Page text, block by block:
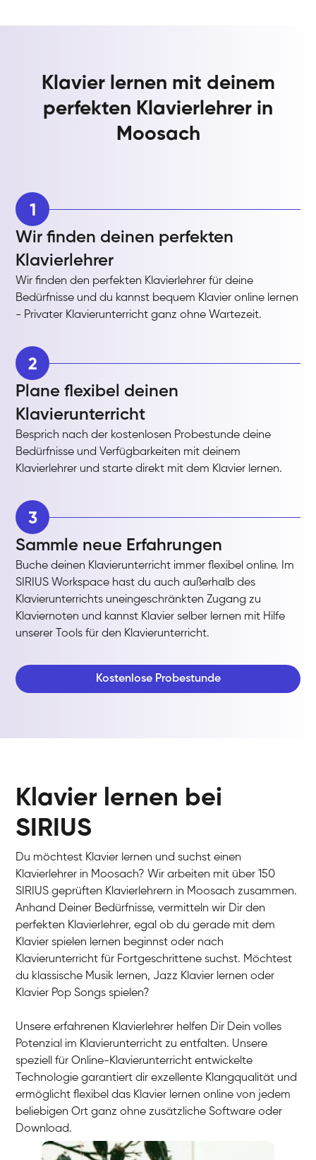
Klavier lernen mit deinem
perfekten Klavierlehrer in
Moosach
1
Wir finden deinen perfekten
Klavierlehrer
Wir finden den perfekten Klavierlehrer für deine
Bedürfnisse und du kannst bequem Klavier online lernen
- Privater Klavierunterricht ganz ohne Wartezeit.
2
Plane flexibel deinen
Klavierunterricht
Besprich nach der kostenlosen Probestunde deine
Bedürfnisse und Verfügbarkeiten mit deinem
Klavierlehrer und starte direkt mit dem Klavier lernen.
3
Sammle neue Erfahrungen
Buche deinen Klavierunterricht immer flexibel online. Im
SIRIUS Workspace hast du auch außerhalb des
Klavierunterrichts uneingeschränkten Zugang zu
Klaviernoten und kannst Klavier selber lernen mit Hilfe
unserer Tools für den Klavierunterricht.
Kostenlose Probestunde
Klavier lernen bei
SIRIUS
Du möchtest Klavier lernen und suchst einen
Klavierlehrer in Moosach? Wir arbeiten mit über 150
SIRIUS geprüften Klavierlehrern in Moosach zusammen.
Anhand Deiner Bedürfnisse, vermitteln wir Dir den
perfekten Klavierlehrer, egal ob du gerade mit dem
Klavier spielen lernen beginnst oder nach
Klavierunterricht für Fortgeschrittene suchst. Möchtest
du klassische Musik lernen, Jazz Klavier lernen oder
Klavier Pop Songs spielen?
Unsere erfahrenen Klavierlehrer helfen Dir Dein volles
Potenzial im Klavierunterricht zu entfalten. Unsere
speziell für Online-Klavierunterricht entwickelte
Technologie garantiert dir exzellente Klangqualität und
ermöglicht flexibel das Klavier lernen online von jedem
beliebigen Ort ganz ohne zusätzliche Software oder
Download.